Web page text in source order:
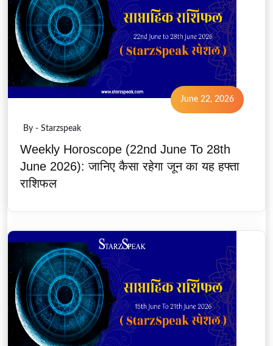
June 22, 2026
By - Starzspeak
Weekly Horoscope (22nd June To 28th
June 2026): जानिए कैसा रहेगा जून का यह हफ्ता
राशिफल